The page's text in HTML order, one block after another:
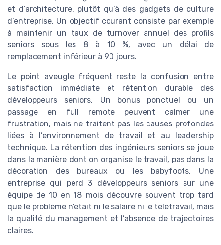
et d’architecture, plutôt qu’à des gadgets de culture
d’entreprise. Un objectif courant consiste par exemple
à maintenir un taux de turnover annuel des profils
seniors sous les 8 à 10 %, avec un délai de
remplacement inférieur à 90 jours.
Le point aveugle fréquent reste la confusion entre
satisfaction immédiate et rétention durable des
développeurs seniors. Un bonus ponctuel ou un
passage en full remote peuvent calmer une
frustration, mais ne traitent pas les causes profondes
liées à l’environnement de travail et au leadership
technique. La rétention des ingénieurs seniors se joue
dans la manière dont on organise le travail, pas dans la
décoration des bureaux ou les babyfoots. Une
entreprise qui perd 3 développeurs seniors sur une
équipe de 10 en 18 mois découvre souvent trop tard
que le problème n’était ni le salaire ni le télétravail, mais
la qualité du management et l’absence de trajectoires
claires.